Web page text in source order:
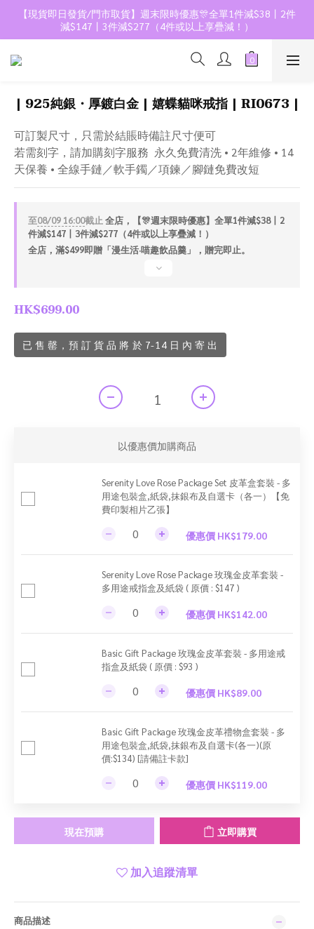
【現貨即日發貨/門市取貨】週末限時優惠🎊全單1件減$38丨2件
減$147丨3件減$277（4件或以上享疊減！）
| 925純銀・厚鍍白金 | 嬉蝶貓咪戒指 | RI0673 |
可訂製尺寸，只需於結賬時備註尺寸便可
若需刻字，請加購刻字服務  永久免費清洗 • 2年維修 • 14
天保養 • 全線手鏈／軟手鐲／項鍊／腳鏈免費改短
至08/09 16:00截止 全店，【🎊週末限時優惠】全單1件減$38丨2
件減$147丨3件減$277（4件或以上享疊減！）
全店，滿$499即贈「漫生活·喵趣飲品羹」，贈完即止。
HK$699.00
已 售 罄，預 訂 貨 品 將 於 7-14 日 內 寄 出
以優惠價加購商品
Serenity Love Rose Package Set 皮革盒套裝 - 多
用途包裝盒,紙袋,抹銀布及自選卡（各一）【免
費印製相片乙張】
優惠價 HK$179.00
Serenity Love Rose Package 玫瑰金皮革套裝 -
多用途戒指盒及紙袋 ( 原價 : $147 )
優惠價 HK$142.00
Basic Gift Package 玫瑰金皮革套裝 - 多用途戒
指盒及紙袋 ( 原價 : $93 )
優惠價 HK$89.00
Basic Gift Package 玫瑰金皮革禮物盒套裝 - 多
用途包裝盒,紙袋,抹銀布及自選卡(各一)(原
價:$134) [請備註卡款]
優惠價 HK$119.00
現在預購 立即購買
加入追蹤清單
商品描述